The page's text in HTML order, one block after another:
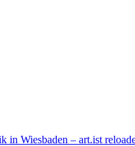
Wiesbaden – art.ist